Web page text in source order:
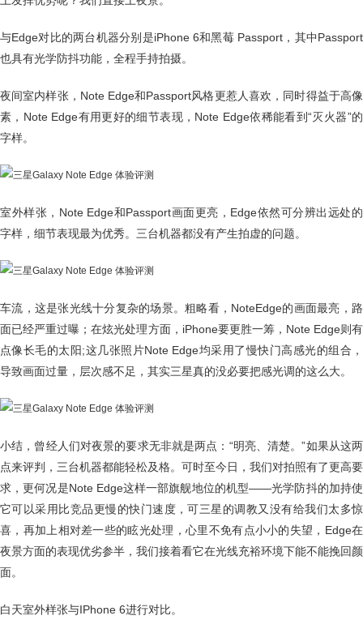
与Edge对比的两台机器分别是iPhone 6和黑莓 Passport，其中Passport
也具有光学防抖功能，全程手持拍摄。
夜间室内样张，Note Edge和Passport风格更惹人喜欢，同时得益于高像
素，Note Edge有用更好的细节表现，Note Edge依稀能看到“灭火器”的
字样。
室外样张，Note Edge和Passport画面更亮，Edge依然可分辨出远处的
字样，细节表现最为优秀。三台机器都没有产生拍虚的问题。
车流，这是张光线十分复杂的场景。粗略看，NoteEdge的画面最亮，路
面已经严重过曝；在炫光处理方面，iPhone要更胜一筹，Note Edge则有
点像长毛的太阳;这几张照片Note Edge均采用了慢快门高感光的组合，
导致画面过量，层次感不足，其实三星真的没必要把感光调的这么大。
小结，曾经人们对夜景的要求无非就是两点：“明亮、清楚。”如果从这两
点来评判，三台机器都能轻松及格。可时至今日，我们对拍照有了更高要
求，更何况是Note Edge这样一部旗舰地位的机型——光学防抖的加持使
它可以采用比竞品更慢的快门速度，可三星的调教又没有给我们太多惊
喜，再加上相对差一些的眩光处理，心里不免有点小小的失望，Edge在
夜景方面的表现优劣参半，我们接着看它在光线充裕环境下能不能挽回颜
面。
白天室外样张与IPhone 6进行对比。